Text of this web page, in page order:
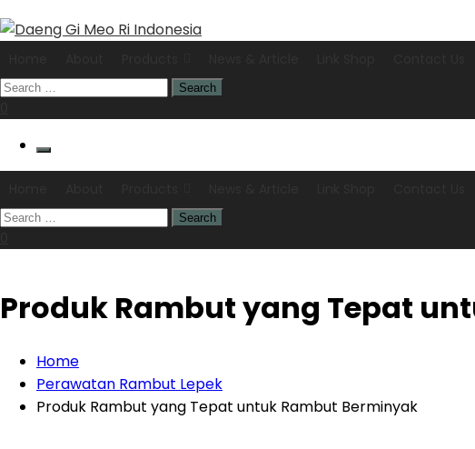
Produk Rambut yang Tepat
Home
Perawatan Rambut Lepek
Produk Rambut yang Tepat untuk Rambut Berminyak